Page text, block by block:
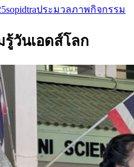
sopidtraประมวลภาพกิจกรรม
วันเอดส์โลก